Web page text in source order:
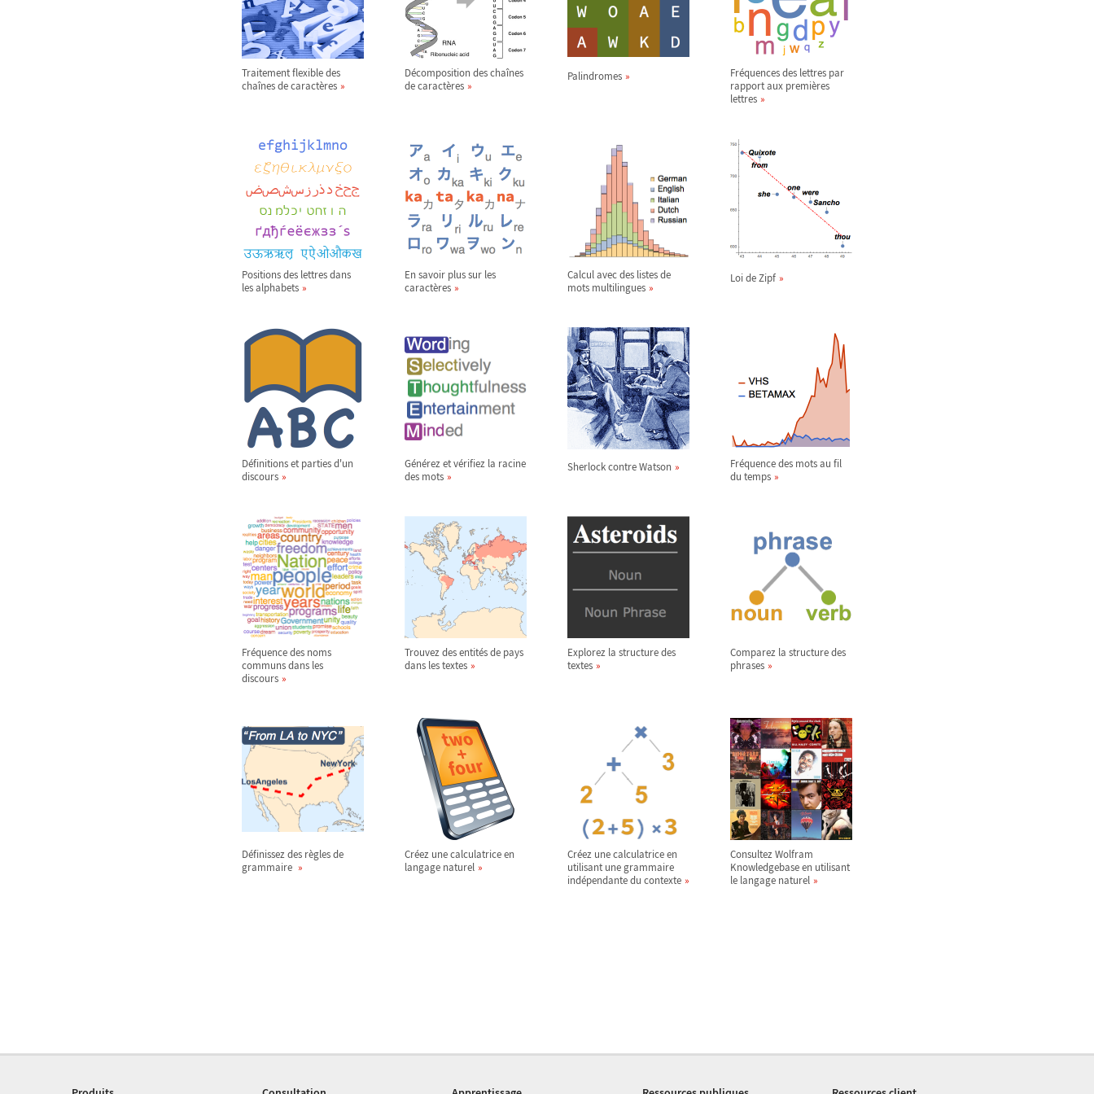
Traitement flexible des
chaînes de caractères
Décomposition des chaînes
de caractères
Palindromes
Fréquences des lettres par
rapport aux premières
lettres
Positions des lettres dans
les alphabets
En savoir plus sur les
caractères
Calcul avec des listes de
mots multilingues
Loi de Zipf
Définitions et parties d'un
discours
Générez et vérifiez la racine
des mots
Sherlock contre Watson
Fréquence des mots au fil
du temps
Fréquence des noms
communs dans les
discours
Trouvez des entités de pays
dans les textes
Explorez la structure des
textes
Comparez la structure des
phrases
Définissez des règles de
grammaire
Créez une calculatrice en
langage naturel
Créez une calculatrice en
utilisant une grammaire
indépendante du contexte
Consultez Wolfram
Knowledgebase en utilisant
le langage naturel